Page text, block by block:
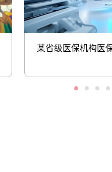
某省级医保机构医